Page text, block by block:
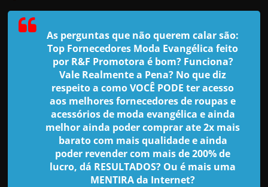
a
As perguntas que não querem calar são:
Top Fornecedores Moda Evangélica feito
por R&F Promotora é bom? Funciona?
Vale Realmente a Pena? No que diz
respeito a como VOCÊ PODE ter acesso
aos melhores fornecedores de roupas e
acessórios de moda evangélica e ainda
melhor ainda poder comprar ate 2x mais
barato com mais qualidade e ainda
poder revender com mais de 200% de
lucro, dá RESULTADOS? Ou é mais uma
MENTIRA da Internet?